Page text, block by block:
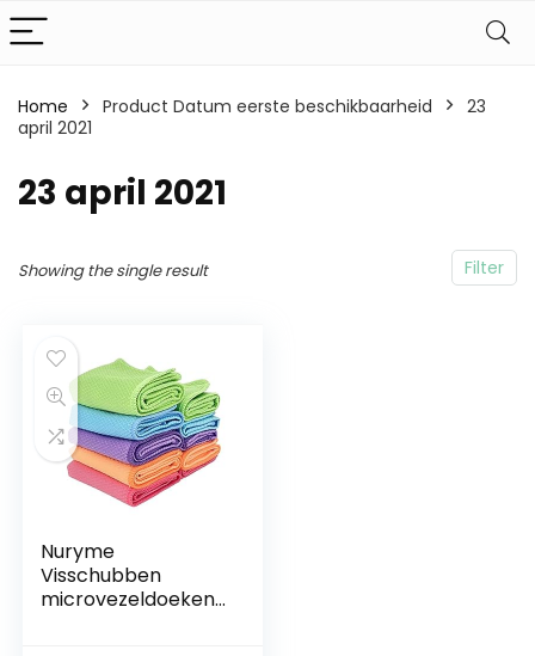
Home Product Datum eerste beschikbaarheid
23
april 2021
23 april 2021
Filter
Showing the single result
Nuryme
Visschubben
microvezeldoeken,